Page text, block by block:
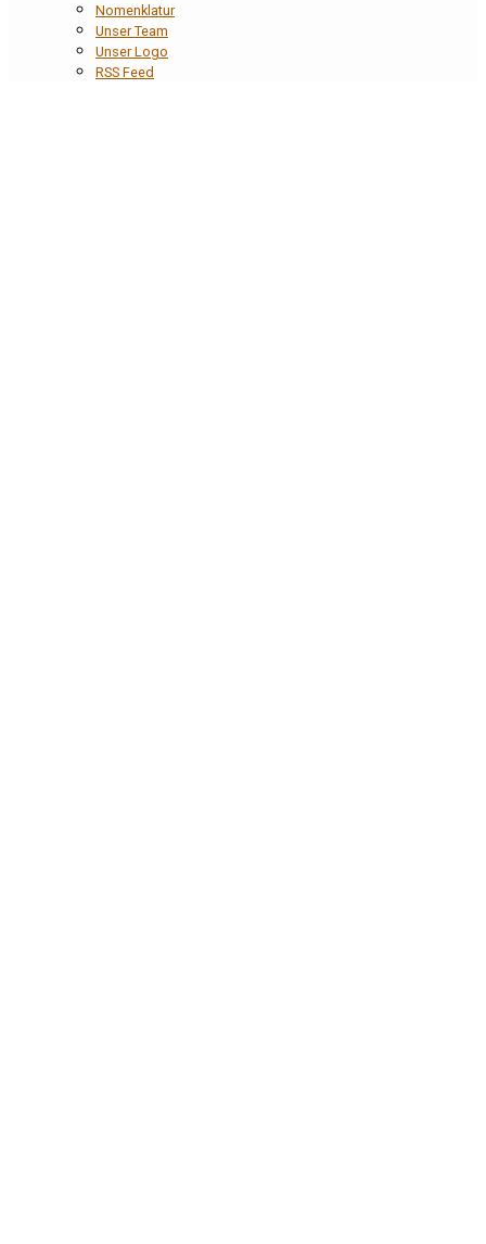
Nomenklatur
Unser Team
Unser Logo
RSS Feed